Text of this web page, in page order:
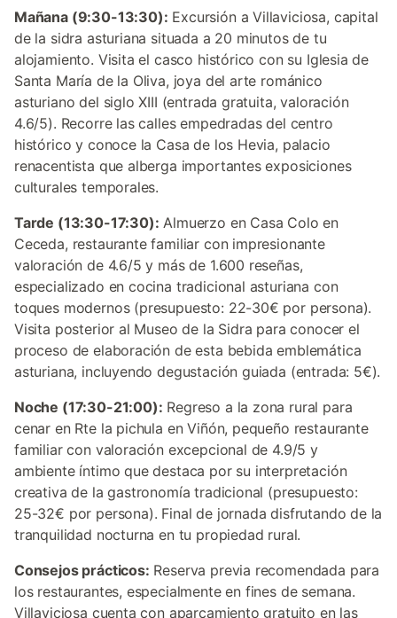
Mañana (9:30-13:30): Excursión a Villaviciosa, capital
de la sidra asturiana situada a 20 minutos de tu
alojamiento. Visita el casco histórico con su Iglesia de
Santa María de la Oliva, joya del arte románico
asturiano del siglo XIII (entrada gratuita, valoración
4.6/5). Recorre las calles empedradas del centro
histórico y conoce la Casa de los Hevia, palacio
renacentista que alberga importantes exposiciones
culturales temporales.
Tarde (13:30-17:30): Almuerzo en Casa Colo en
Ceceda, restaurante familiar con impresionante
valoración de 4.6/5 y más de 1.600 reseñas,
especializado en cocina tradicional asturiana con
toques modernos (presupuesto: 22-30€ por persona).
Visita posterior al Museo de la Sidra para conocer el
proceso de elaboración de esta bebida emblemática
asturiana, incluyendo degustación guiada (entrada: 5€).
Noche (17:30-21:00): Regreso a la zona rural para
cenar en Rte la pichula en Viñón, pequeño restaurante
familiar con valoración excepcional de 4.9/5 y
ambiente íntimo que destaca por su interpretación
creativa de la gastronomía tradicional (presupuesto:
25-32€ por persona). Final de jornada disfrutando de la
tranquilidad nocturna en tu propiedad rural.
Consejos prácticos: Reserva previa recomendada para
los restaurantes, especialmente en fines de semana.
Villaviciosa cuenta con aparcamiento gratuito en las